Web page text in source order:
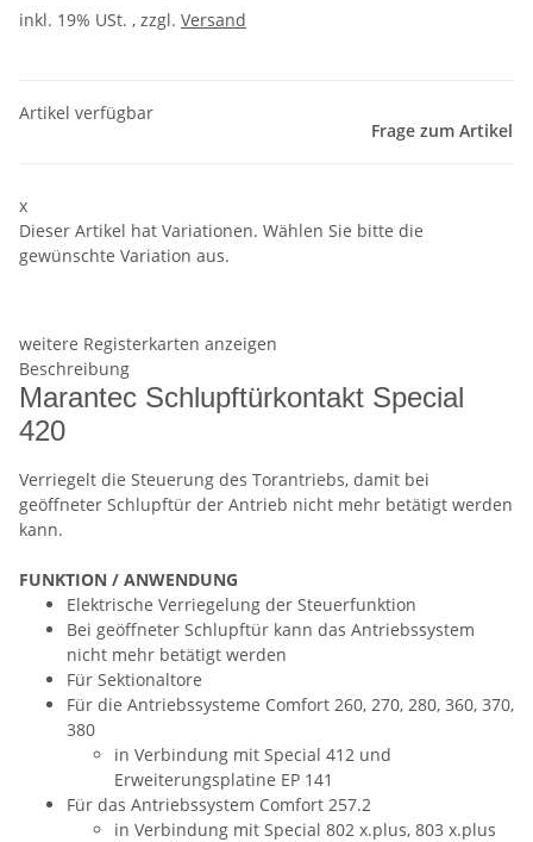
inkl. 19% USt. , zzgl. Versand
Artikel verfügbar
Frage zum Artikel
x
Dieser Artikel hat Variationen. Wählen Sie bitte die
gewünschte Variation aus.
weitere Registerkarten anzeigen
Beschreibung
Marantec Schlupftürkontakt Special
420
Verriegelt die Steuerung des Torantriebs, damit bei
geöffneter Schlupftür der Antrieb nicht mehr betätigt werden
kann.
FUNKTION / ANWENDUNG
Elektrische Verriegelung der Steuerfunktion
Bei geöffneter Schlupftür kann das Antriebssystem
nicht mehr betätigt werden
Für Sektionaltore
Für die Antriebssysteme Comfort 260, 270, 280, 360, 370,
380
in Verbindung mit Special 412 und
Erweiterungsplatine EP 141
Für das Antriebssystem Comfort 257.2
in Verbindung mit Special 802 x.plus, 803 x.plus